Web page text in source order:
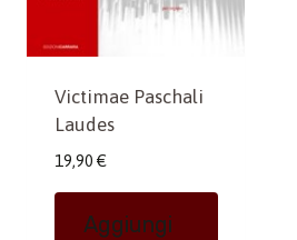
Victimae Paschali
Laudes
19,90 €
Aggiungi